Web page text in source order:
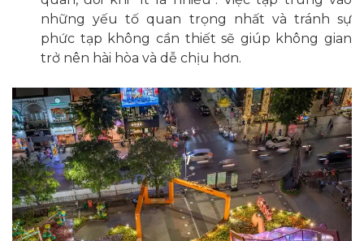
những yếu tố quan trọng nhất và tránh sự
phức tạp không cần thiết sẽ giúp không gian
trở nên hài hòa và dễ chịu hơn.